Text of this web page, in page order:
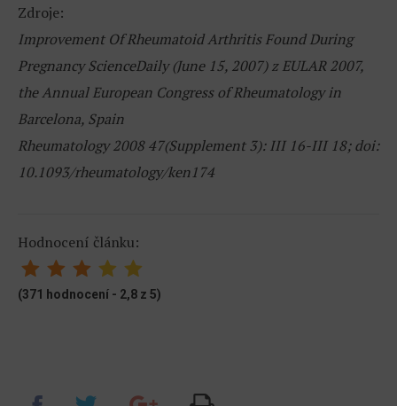
Zdroje:
Improvement Of Rheumatoid Arthritis Found During
Pregnancy ScienceDaily (June 15, 2007) z EULAR 2007,
the Annual European Congress of Rheumatology in
Barcelona, Spain
Rheumatology 2008 47(Supplement 3): III 16-III 18; doi:
10.1093/rheumatology/ken174
Hodnocení článku:
(371 hodnocení - 2,8 z 5)